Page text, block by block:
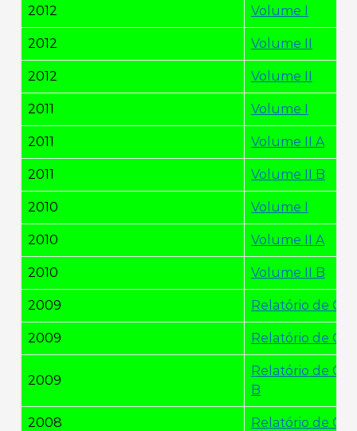
2012 Volume I
2012 Volume II
2012 Volume II
2011 Volume I
2011 Volume II A
2011 Volume II B
2010 Volume I
2010 Volume II A
2010 Volume II B
2009 Relatório de
2009 Relatório de
2009
Relatório de
B
2008 Relatório de